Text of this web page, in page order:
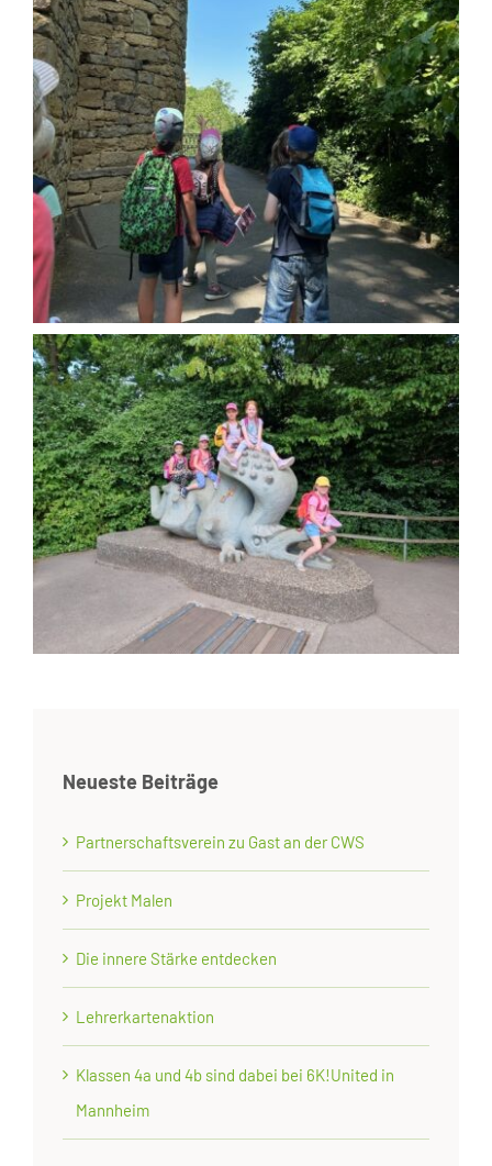
Neueste Beiträge
Partnerschaftsverein zu Gast an der CWS
Projekt Malen
Die innere Stärke entdecken
Lehrerkartenaktion
Klassen 4a und 4b sind dabei bei 6K!United in
Mannheim